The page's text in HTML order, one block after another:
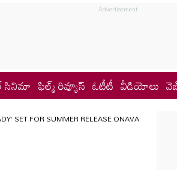
సినిమా ఫిల్మ్ రివ్యూస్ ఓటీటీ వీడియోలు
SET FOR SUMMER RELEASE ONAVA